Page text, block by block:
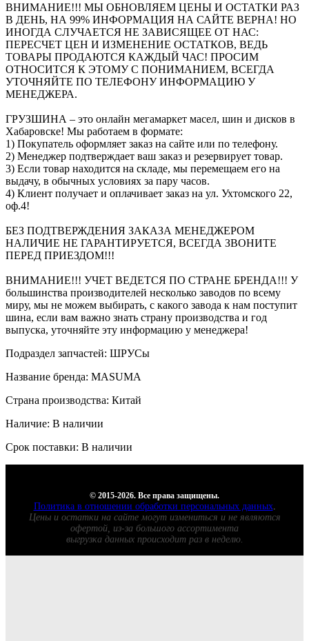
ВНИМАНИЕ!!! МЫ ОБНОВЛЯЕМ ЦЕНЫ И ОСТАТКИ РАЗ
В ДЕНЬ, НА 99% ИНФОРМАЦИЯ НА САЙТЕ ВЕРНА! НО
ИНОГДА СЛУЧАЕТСЯ НЕ ЗАВИСЯЩЕЕ ОТ НАС:
ПЕРЕСЧЕТ ЦЕН И ИЗМЕНЕНИЕ ОСТАТКОВ, ВЕДЬ
ТОВАРЫ ПРОДАЮТСЯ КАЖДЫЙ ЧАС! ПРОСИМ
ОТНОСИТСЯ К ЭТОМУ С ПОНИМАНИЕМ, ВСЕГДА
УТОЧНЯЙТЕ ПО ТЕЛЕФОНУ ИНФОРМАЦИЮ У
МЕНЕДЖЕРА.
ГРУЗШИНА – это онлайн мегамаркет масел, шин и дисков в
Хабаровске! Мы работаем в формате:
1) Покупатель оформляет заказ на сайте или по телефону.
2) Менеджер подтверждает ваш заказ и резервирует товар.
3) Если товар находится на складе, мы перемещаем его на
выдачу, в обычных условиях за пару часов.
4) Клиент получает и оплачивает заказ на ул. Ухтомского 22,
оф.4!
БЕЗ ПОДТВЕРЖДЕНИЯ ЗАКАЗА МЕНЕДЖЕРОМ
НАЛИЧИЕ НЕ ГАРАНТИРУЕТСЯ, ВСЕГДА ЗВОНИТЕ
ПЕРЕД ПРИЕЗДОМ!!!
ВНИМАНИЕ!!! УЧЕТ ВЕДЕТСЯ ПО СТРАНЕ БРЕНДА!!! У
большинства производителей несколько заводов по всему
миру, мы не можем выбирать, с какого завода к нам поступит
шина, если вам важно знать страну производства и год
выпуска, уточняйте эту информацию у менеджера!
Подраздел запчастей: ШРУСы
Название бренда: MASUMA
Страна производства: Китай
Наличие: В наличии
Срок поставки: В наличии
© 2015-2026. Все права защищены.
Политика в отношении обработки персональных данных.
Цены и остатки на сайте могут измениться и не являются
офертой, из-за большого ассортимента
выгрузка данных происходит раз в неделю.